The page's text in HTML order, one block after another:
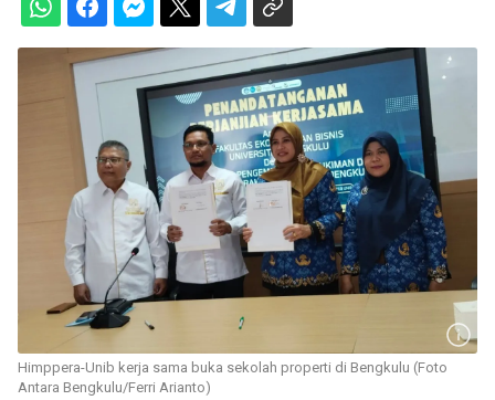
Himppera-Unib kerja sama buka sekolah properti di Bengkulu (Foto
Antara Bengkulu/Ferri Arianto)